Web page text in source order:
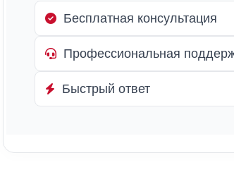
Бесплатная консультация
Профессиональная
Быстрый ответ